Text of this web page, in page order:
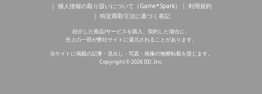
個人情報の取り扱いについて（Game*Spark）
利用規約
特定商取引法に基づく表記
紹介した商品/サービスを購入、契約した場合に、
売上の一部が弊社サイトに還元されることがあります。
当サイトに掲載の記事・見出し・写真・画像の無断転載を禁じます。
Copyright © 2026 IID, Inc.